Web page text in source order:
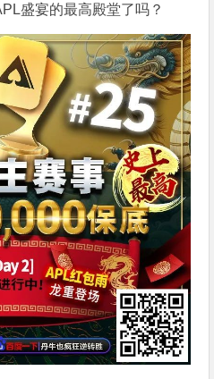
盛宴的最高殿堂了吗？